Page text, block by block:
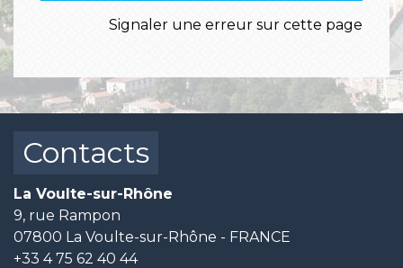
Signaler une erreur sur cette page
Contacts
La Voulte-sur-Rhône
9, rue Rampon
07800 La Voulte-sur-Rhône - FRANCE
+33 4 75 62 40 44